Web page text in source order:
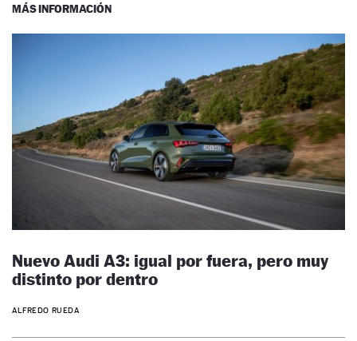
MÁS INFORMACIÓN
Nuevo Audi A3: igual por fuera, pero muy
distinto por dentro
ALFREDO RUEDA